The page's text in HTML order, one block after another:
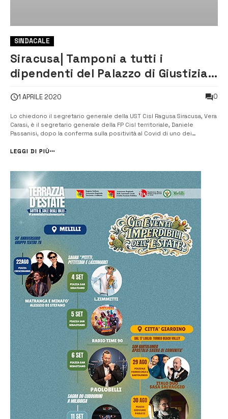
SINDACALE
Siracusa| Tamponi a tutti i
dipendenti del Palazzo di Giustizia
completa e totale sanificazione
1 APRILE 2020 0
Lo chiedono il segretario generale della UST Cisl Ragusa Siracusa, Vera
Carasi, è il segretario generale della FP Cisl territoriale, Daniele
Passanisi, dopo la conferma sulla positività al Covid di uno dei
Panagia. [/] “Tempestiva la decisione del presidente del tribunale di
LEGGI DI PIÙ